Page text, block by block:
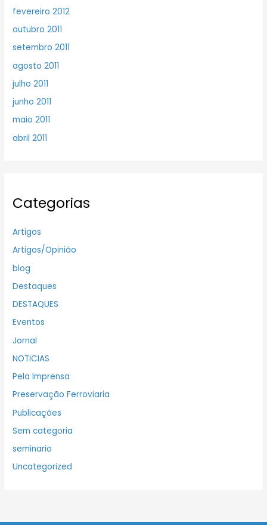
fevereiro 2012
outubro 2011
setembro 2011
agosto 2011
julho 2011
junho 2011
maio 2011
abril 2011
Categorias
Artigos
Artigos/Opinião
blog
Destaques
DESTAQUES
Eventos
Jornal
NOTICIAS
Pela Imprensa
Preservação Ferroviaria
Publicações
Sem categoria
seminario
Uncategorized